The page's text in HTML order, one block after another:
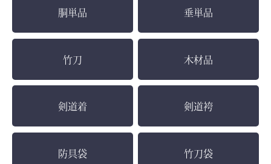
胴単品 垂単品
竹刀 木材品
剣道着 剣道袴
防具袋 竹刀袋